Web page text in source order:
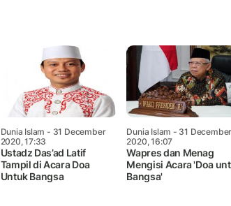
Dunia Islam - 31 December
2020, 17:33
Ustadz Das’ad Latif
Tampil di Acara Doa
Untuk Bangsa
Dunia Islam - 31 December
2020, 16:07
Wapres dan Menag
Mengisi Acara 'Doa
Bangsa'